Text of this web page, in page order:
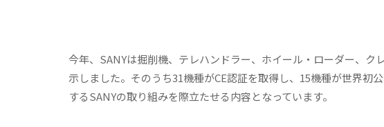
今年、SANYは掘削機、テレハンドラー、ホイール・ローダー、
示しました。そのうち31機種がCE認証を取得し、15機種が世界初
するSANYの取り組みを際立たせる内容となっています。